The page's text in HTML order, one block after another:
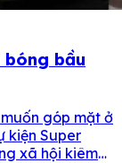
bóng bầu
góp mặt ở
kiện Super
xã hội kiêm